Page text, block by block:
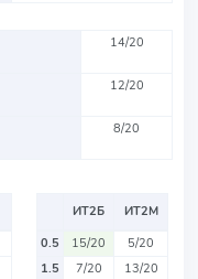
14/20
12/20
8/20
ИТ2Б
ИТ2М
0.5
15/20
5/20
1.5
7/20
13/20